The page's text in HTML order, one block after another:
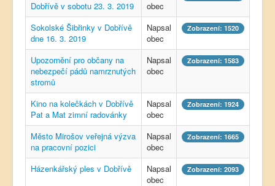
Dobřívě v sobotu 23. 3. 2019
obec
Sokolské Šibřinky v Dobřívě
dne 16. 3. 2019
Napsal
obec
Zobrazení: 1520
Upozornění pro občany na
nebezpečí pádů namrznutých
stromů
Napsal
obec
Zobrazení: 1583
Kino na kolečkách v Dobřívě
Pat a Mat zimní radovánky
Napsal
obec
Zobrazení: 1924
Město Mirošov veřejná výzva
na pracovní pozici
Napsal
obec
Zobrazení: 1665
Házenkářský ples v Dobřívě
Napsal
obec
Zobrazení: 2093